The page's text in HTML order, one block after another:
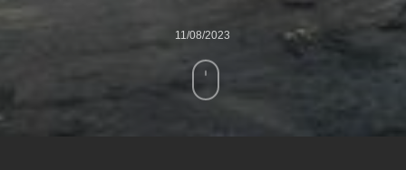
11/08/2023